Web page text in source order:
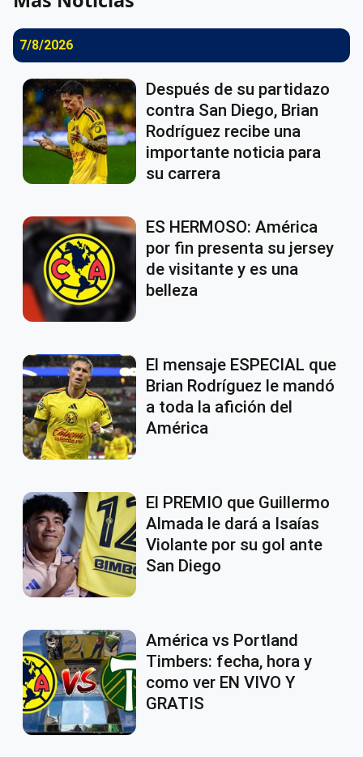
7/8/2026
Después de su partidazo
contra San Diego, Brian
Rodríguez recibe una
importante noticia para
su carrera
ES HERMOSO: América
por fin presenta su jersey
de visitante y es una
belleza
El mensaje ESPECIAL que
Brian Rodríguez le mandó
a toda la afición del
América
El PREMIO que Guillermo
Almada le dará a Isaías
Violante por su gol ante
San Diego
América vs Portland
Timbers: fecha, hora y
como ver EN VIVO Y
GRATIS